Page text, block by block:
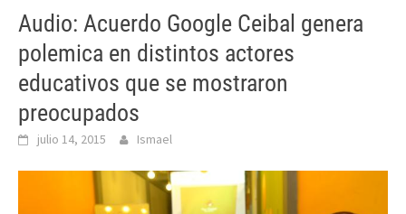
Audio: Acuerdo Google Ceibal genera
polemica en distintos actores
educativos que se mostraron
preocupados
julio 14, 2015 Ismael